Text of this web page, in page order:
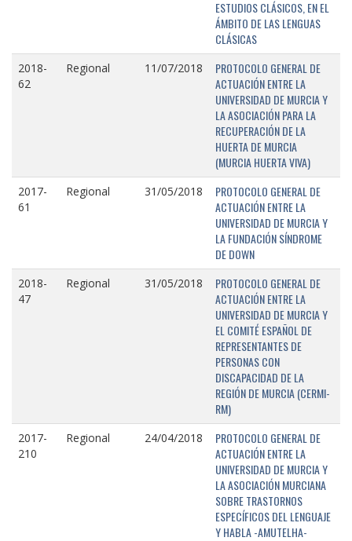
ESTUDIOS CLÁSICOS, EN EL
ÁMBITO DE LAS LENGUAS
CLÁSICAS
2018-
62
Regional 11/07/2018
PROTOCOLO GENERAL DE
ACTUACIÓN ENTRE LA
UNIVERSIDAD DE MURCIA Y
LA ASOCIACIÓN PARA LA
RECUPERACIÓN DE LA
HUERTA DE MURCIA
(MURCIA HUERTA VIVA)
2017-
61
Regional 31/05/2018
PROTOCOLO GENERAL DE
ACTUACIÓN ENTRE LA
UNIVERSIDAD DE MURCIA Y
LA FUNDACIÓN SÍNDROME
DE DOWN
2018-
47
Regional 31/05/2018
PROTOCOLO GENERAL DE
ACTUACIÓN ENTRE LA
UNIVERSIDAD DE MURCIA Y
EL COMITÉ ESPAÑOL DE
REPRESENTANTES DE
PERSONAS CON
DISCAPACIDAD DE LA
REGIÓN DE MURCIA (CERMI-
RM)
2017-
210
Regional 24/04/2018
PROTOCOLO GENERAL DE
ACTUACIÓN ENTRE LA
UNIVERSIDAD DE MURCIA Y
LA ASOCIACIÓN MURCIANA
SOBRE TRASTORNOS
ESPECÍFICOS DEL LENGUAJE
Y HABLA -AMUTELHA-